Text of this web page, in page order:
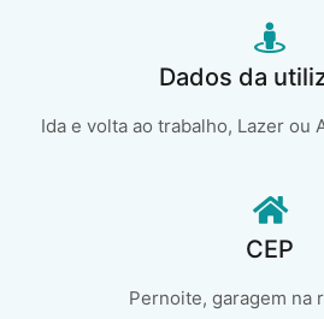
Dados da
Ida e volta ao trabalho, Lazer ou
CEP
Pernoite, garagem na